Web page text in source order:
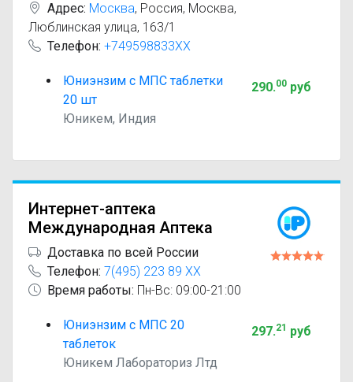
Адрес: Москва, Россия, Москва,
Люблинская улица, 163/1
Телефон: +749598833XX
Юниэнзим с МПС таблетки
20 шт
Юникем, Индия
290.00руб
Интернет-аптека
Международная Аптека
Доставка по всей России
Телефон: 7(495) 223 89 XX
Время работы: Пн-Вс: 09:00-21:00
Юниэнзим с МПС 20
таблеток
Юникем Лабораториз Лтд
297.21 руб